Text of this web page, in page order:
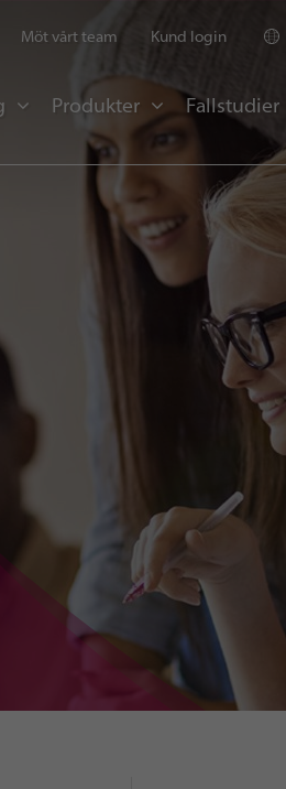
Möt vårt team Kund login
Produkter Fallstudier